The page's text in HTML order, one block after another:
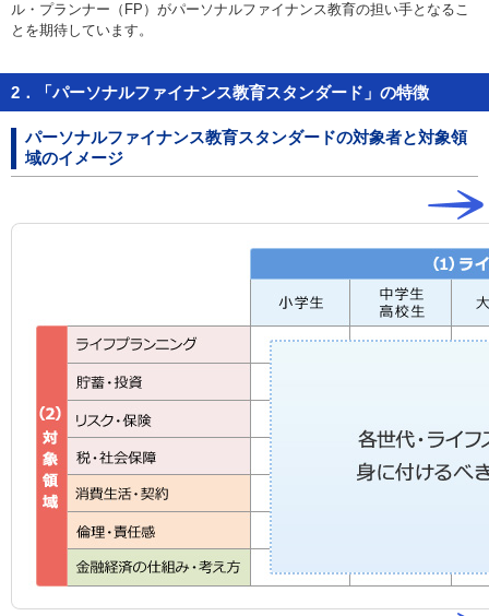
ル・プランナー（FP）がパーソナルファイナンス教育の担い手となるこ
とを期待しています。
2．「パーソナルファイナンス教育スタンダード」の特徴
パーソナルファイナンス教育スタンダードの対象者と対象領
域のイメージ